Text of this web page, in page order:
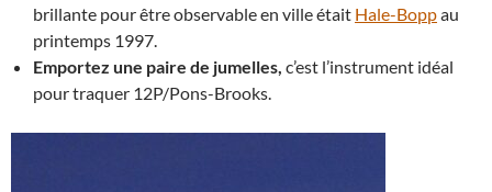
brillante pour être observable en ville était Hale-Boppau
printemps 1997.
Emportez une paire de jumelles, c’est l’instrument idéal
pour traquer 12P/Pons-Brooks.